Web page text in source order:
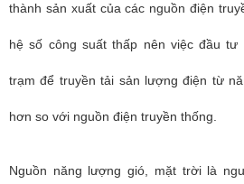
thành sản xuất của các nguồn điện
hệ số công suất thấp nên việc đầu tư
trạm để truyền tải sản lượng điện từ
hơn so với nguồn điện truyền thống.
Nguồn năng lượng gió, mặt trời là